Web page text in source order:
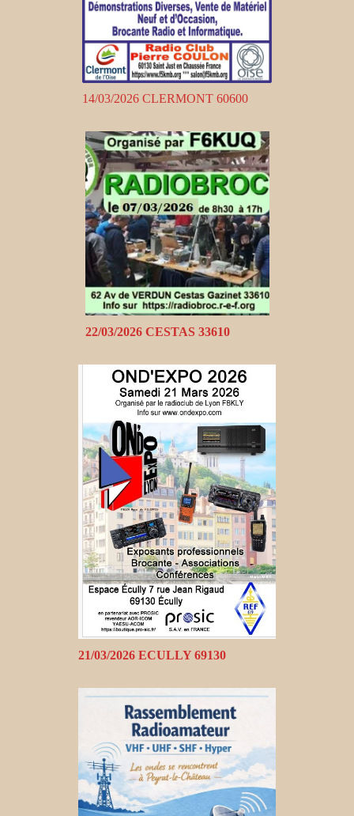
14/03/2026 CLERMONT 60600
22/03/2026 CESTAS 33610
21/03/2026 ECULLY 69130